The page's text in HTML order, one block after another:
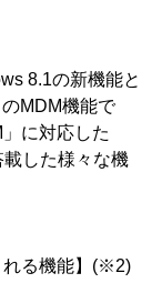
8.1の新機能と
MDM機能で
に対応した
した様々な機
れる機能】(※2)